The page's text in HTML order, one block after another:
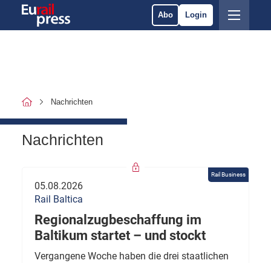
Abo Login
Nachrichten
Nachrichten
Rail Business
05.08.2026
Rail Baltica
Regionalzugbeschaffung im
Baltikum startet – und stockt
Vergangene Woche haben die drei staatlichen